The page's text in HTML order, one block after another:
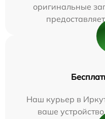
оригинальные
Наш курьер в
ваше